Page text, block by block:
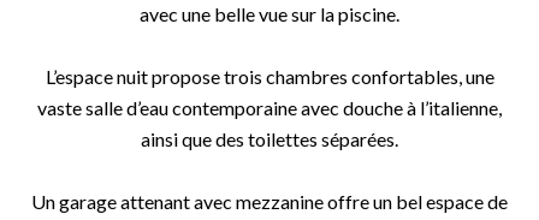
avec une belle vue sur la piscine.
L’espace nuit propose trois chambres confortables, une
vaste salle d’eau contemporaine avec douche à l’italienne,
ainsi que des toilettes séparées.
Un garage attenant avec mezzanine offre un bel espace de